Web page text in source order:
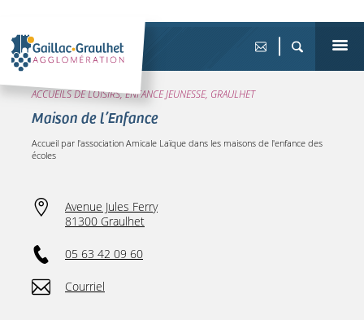
ACCUEILS DE LOISIRS, ENFANCE JEUNESSE, GRAULHET
Maison de l’Enfance
Accueil par l'association Amicale Laïque dans les maisons de l'enfance des
écoles
Avenue Jules Ferry
81300 Graulhet
05 63 42 09 60
Courriel